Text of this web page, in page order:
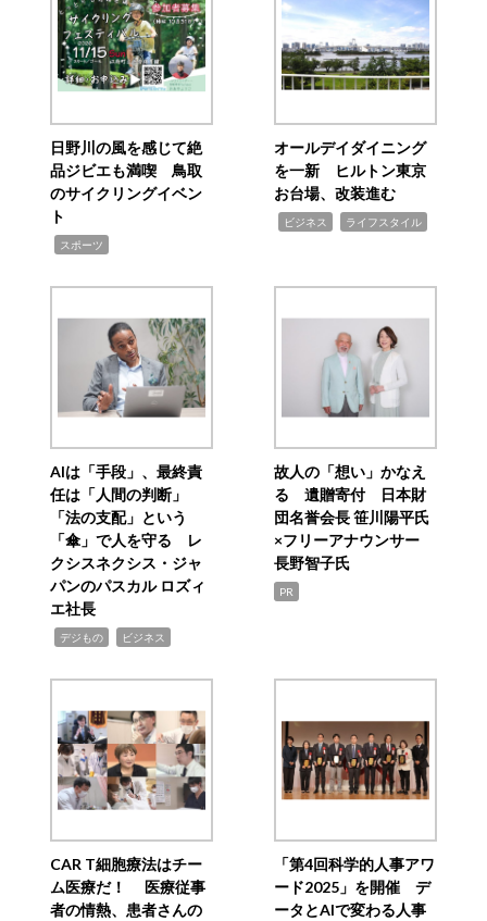
日野川の風を感じて絶
品ジビエも満喫 鳥取
のサイクリングイベン
ト
スポーツ
オールデイダイニング
を一新 ヒルトン東京
お台場、改装進む
ビジネス ライフスタイル
AIは「手段」、最終責
任は「人間の判断」
「法の支配」という
「傘」で人を守る レ
クシスネクシス・ジャ
パンのパスカル ロズィ
エ社長
デジもの ビジネス
故人の「想い」かなえ
る 遺贈寄付 日本財
団名誉会長 笹川陽平氏
×フリーアナウンサー
長野智子氏
PR
CAR T細胞療法はチー
ム医療だ！ 医療従事
者の情熱、患者さんの
「第4回科学的人事アワ
ード2025」を開催 デ
ータとAIで変わる人事